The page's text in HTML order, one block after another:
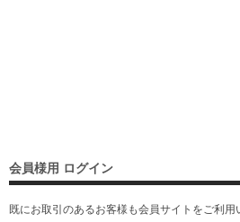
会員様用 ログイン
既にお取引のあるお客様も会員サイトをご利用